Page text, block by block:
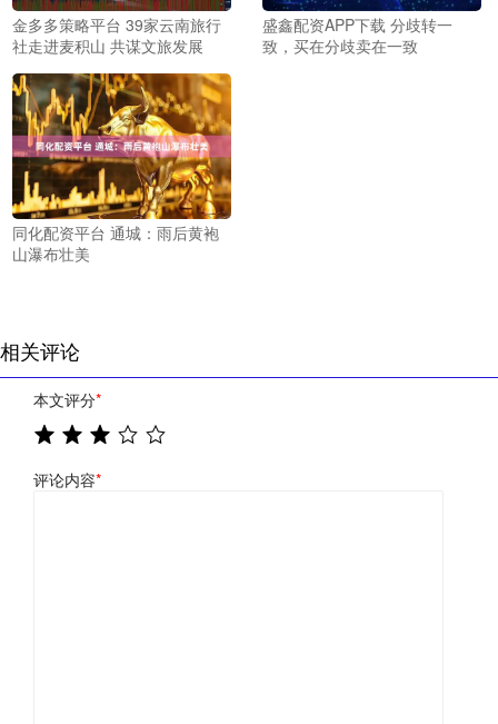
金多多策略平台 39家云南旅行
社走进麦积山 共谋文旅发展
盛鑫配资APP下载 分歧转一
致，买在分歧卖在一致
同化配资平台 通城：雨后黄袍
山瀑布壮美
相关评论
本文评分*
评论内容*